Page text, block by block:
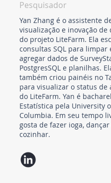
Pesquisador
Yan Zhang é o assistente
visualização e inovação de
do projeto LiteFarm. Ela
consultas SQL para limpar
agregar dados de
PostgresSQL e planilhas.
também criou painéis no
para visualizar o status de
do LiteFarm. Yan é
Estatística pela University
Columbia. Em seu tempo
gosta de fazer ioga, dançar
cozinhar.